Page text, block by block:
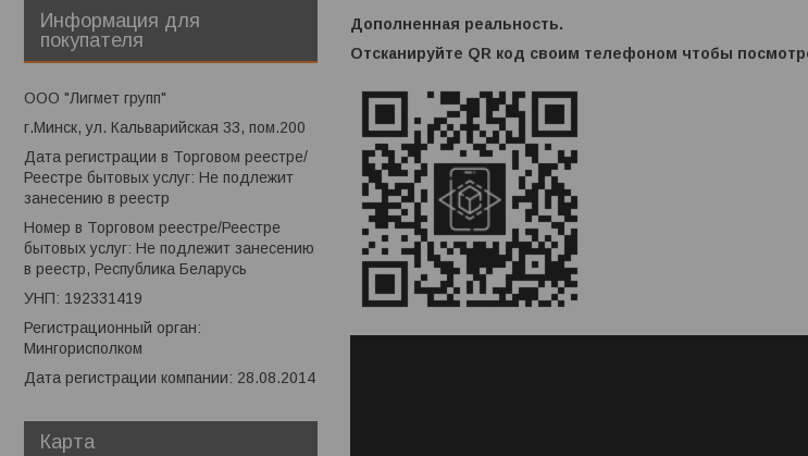
Дополненная реальность.
Отсканируйте QR код своим телефоном чтобы
Информация для
покупателя
ООО "Лигмет групп"
г.Минск, ул. Кальварийская 33, пом.200
Дата регистрации в Торговом реестре/
Реестре бытовых услуг: Не подлежит
занесению в реестр
Номер в Торговом реестре/Реестре
бытовых услуг: Не подлежит занесению
в реестр, Республика Беларусь
УНП: 192331419
Регистрационный орган:
Мингорисполком
Дата регистрации компании: 28.08.2014
Карта